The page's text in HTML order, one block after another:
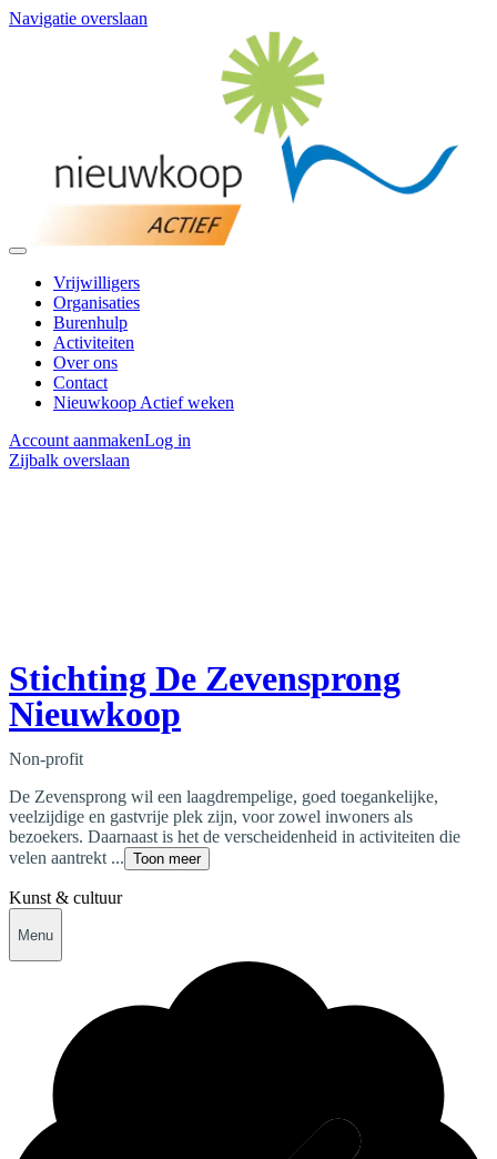
Navigatie overslaan
Vrijwilligers
Organisaties
Burenhulp
Activiteiten
Over ons
Contact
Nieuwkoop Actief weken
Account aanmakenLog in
Zijbalk overslaan
Stichting De Zevensprong
Nieuwkoop
Non-profit
De Zevensprong wil een laagdrempelige, goed toegankelijke,
veelzijdige en gastvrije plek zijn, voor zowel inwoners als
bezoekers. Daarnaast is het de verscheidenheid in activiteiten die
velen aantrekt ... Toon meer
Kunst & cultuur
Menu